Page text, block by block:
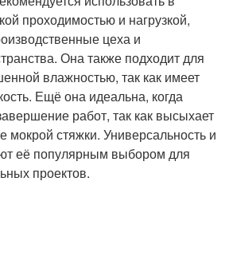
проходимостью и нагрузкой,
цеха и
Она также подходит для
влажностью, так как имеет
Ещё она идеальна, когда
работ, так как высыхает
мокрой стяжки. Универсальность и
её популярным выбором для
проектов.